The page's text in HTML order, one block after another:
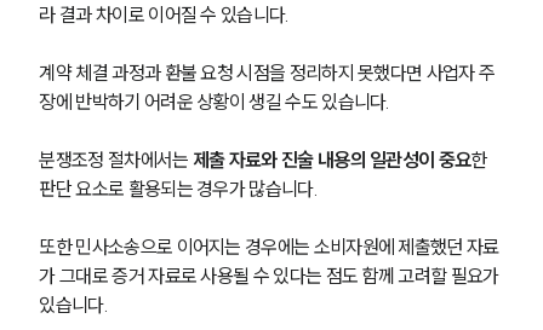
라 결과 차이로 이어질 수 있습니다.
계약 체결 과정과 환불 요청 시점을 정리하지 못했다면 사업자 주
장에 반박하기 어려운 상황이 생길 수도 있습니다.
분쟁조정 절차에서는 제출 자료와 진술 내용의 일관성이 중요한
판단 요소로 활용되는 경우가 많습니다.
또한 민사소송으로 이어지는 경우에는 소비자원에 제출했던 자료
가 그대로 증거 자료로 사용될 수 있다는 점도 함께 고려할 필요가
있습니다.